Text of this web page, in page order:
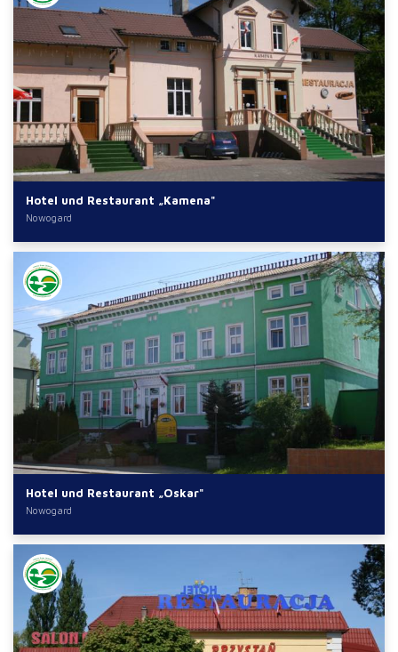
Hotel und Restaurant „Kamena"
Nowogard
Hotel und Restaurant „Oskar"
Nowogard